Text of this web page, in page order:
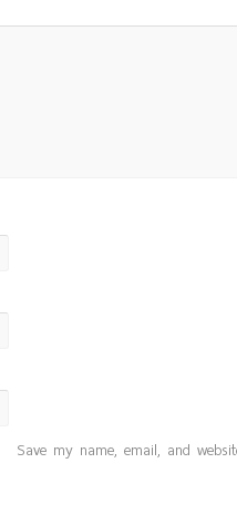
Save my name, email, and